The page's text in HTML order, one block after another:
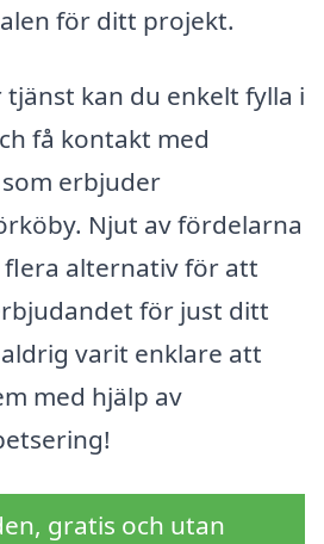
för ditt projekt.
tjänst kan du enkelt fylla i
få kontakt med
erbjuder
Njut av fördelarna
alternativ för att
för just ditt
varit enklare att
med hjälp av
gratis och utan